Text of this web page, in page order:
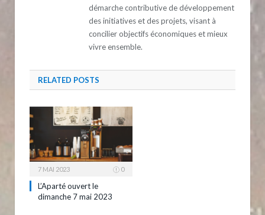
démarche contributive de développement
des initiatives et des projets, visant à
concilier objectifs économiques et mieux
vivre ensemble.
RELATED POSTS
7 MAI 2023 0
L’Aparté ouvert le
dimanche 7 mai 2023